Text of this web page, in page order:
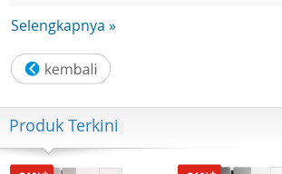
Size of case : 31×22×7.5mm
Selengkapnya »
Produk Terkini